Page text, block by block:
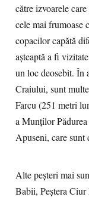
către izvoarele
cele mai frumoase
copacilor capătă
așteaptă a fi
un loc deosebit. În
Craiului, sunt
Farcu (251 metri
a Munţilor
Apuseni, care sunt
Alte peșteri mai
Babii, Peștera Ciur